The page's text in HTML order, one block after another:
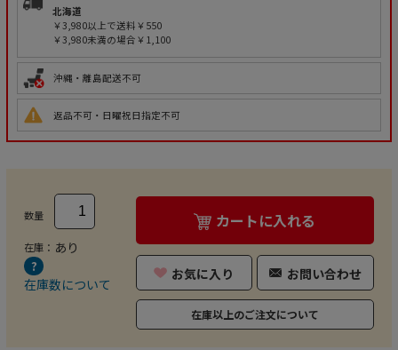
北海道
￥3,980以上で送料￥550
￥3,980未満の場合￥1,100
沖縄・離島配送不可
返品不可・日曜祝日指定不可
数量
在庫： あり
在庫数について
カートに入れる
お気に入り お問い合わせ
在庫以上のご注文について